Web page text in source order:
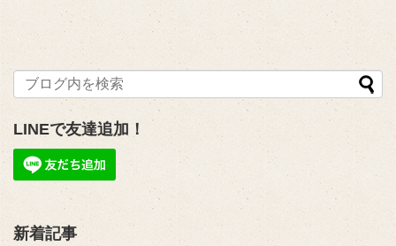
LINEで友達追加！
新着記事